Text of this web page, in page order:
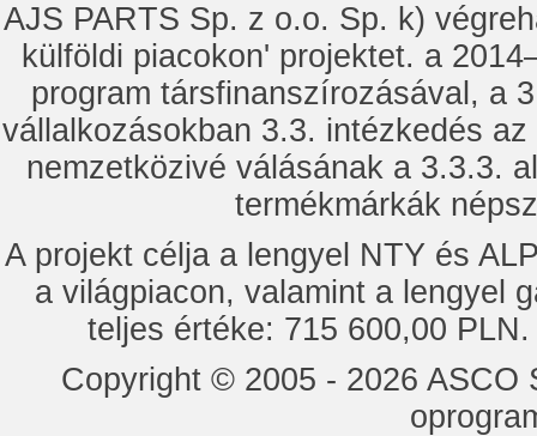
AJS PARTS Sp. z o.o. Sp. k)
külföldi piacokon' projektet. a
program társfinanszírozásával, a
vállalkozásokban 3.3. intézkedés
nemzetközivé válásának a 3.3.3.
termékmárkák
A projekt célja a lengyel NTY és
a világpiacon, valamint a lengyel
teljes értéke: 715 600,00
Copyright © 2005 - 2026